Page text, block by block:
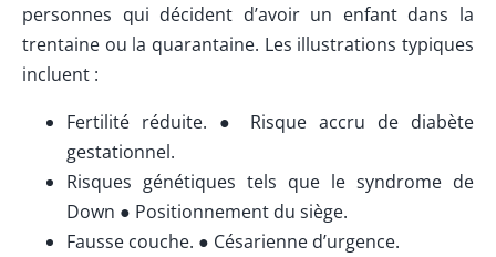
personnes qui décident d’avoir un enfant dans la
trentaine ou la quarantaine. Les illustrations typiques
incluent :
Fertilité réduite. ● Risque accru de diabète
gestationnel.
Risques génétiques tels que le syndrome de
Down ● Positionnement du siège.
Fausse couche. ● Césarienne d’urgence.